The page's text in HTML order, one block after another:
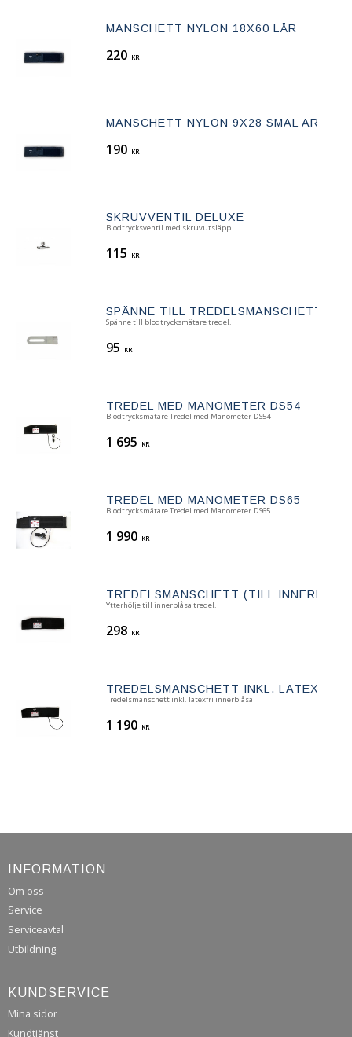
MANSCHETT NYLON 18X60 LÅR
220 KR
MANSCHETT NYLON 9X28 SMAL ARM
190 KR
SKRUVVENTIL DELUXE
​Blodtrycksventil med skruvutsläpp.
115 KR
SPÄNNE TILL TREDELSMANSCHETT
​Spänne till blodtrycksmätare tredel.​
95 KR
TREDEL MED MANOMETER DS54
Blodtrycksmätare Tredel med Manometer DS54
1 695 KR
TREDEL MED MANOMETER DS65
Blodtrycksmätare Tredel med Manometer DS65
1 990 KR
TREDELSMANSCHETT (TILL
Ytterhölje till innerblåsa tredel.
298 KR
TREDELSMANSCHETT INKL. LATEXFRI
Tredelsmanschett inkl. latexfri innerblåsa
1 190 KR
INFORMATION
Om oss
Service
Serviceavtal
Utbildning
KUNDSERVICE
Mina sidor
Kundtjänst